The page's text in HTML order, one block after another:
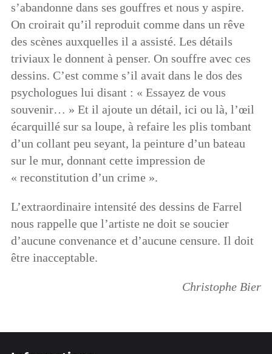
s’abandonne dans ses gouffres et nous y aspire.
On croirait qu’il reproduit comme dans un rêve
des scènes auxquelles il a assisté. Les détails
triviaux le donnent à penser. On souffre avec ces
dessins. C’est comme s’il avait dans le dos des
psychologues lui disant : « Essayez de vous
souvenir… » Et il ajoute un détail, ici ou là, l’œil
écarquillé sur sa loupe, à refaire les plis tombant
d’un collant peu seyant, la peinture d’un bateau
sur le mur, donnant cette impression de
« reconstitution d’un crime ».
L’extraordinaire intensité des dessins de Farrel
nous rappelle que l’artiste ne doit se soucier
d’aucune convenance et d’aucune censure. Il doit
être inacceptable.
Christophe Bier